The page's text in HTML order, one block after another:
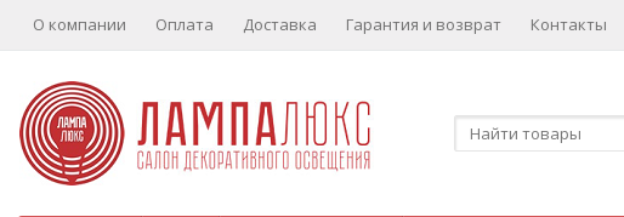
О компании Оплата Доставка Гарантия и возврат Контакты